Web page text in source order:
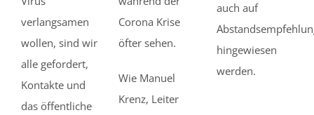
verlangsamen
wollen, sind wir
alle gefordert,
Kontakte und
das öffentliche
Corona Krise
öfter sehen.
Wie Manuel
Krenz, Leiter
auch auf
hingewiesen
werden.